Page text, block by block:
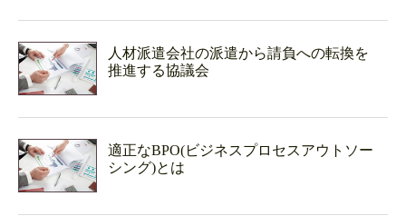
人材派遣会社の派遣から請負への転換を
推進する協議会
適正なBPO(ビジネスプロセスアウトソー
シング)とは